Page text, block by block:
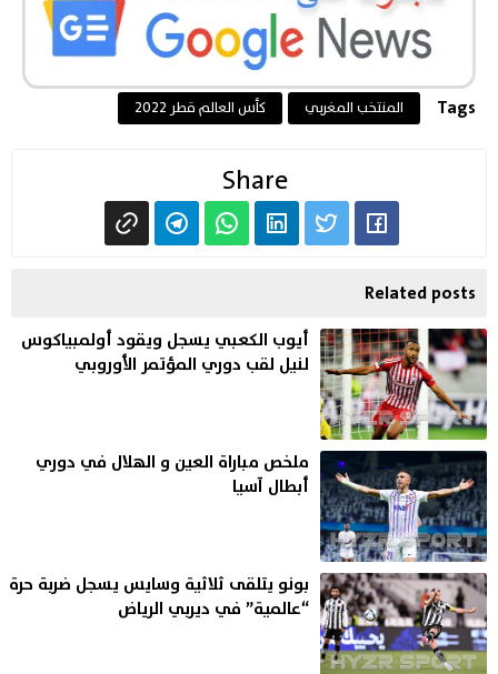
Tags المنتخب المغربي كأس العالم قطر 2022
Share
Related posts
أيوب الكعبي يسجل ويقود أولمبياكوس
لنيل لقب دوري المؤتمر الأوروبي
ملخص مباراة العين و الهلال في دوري
أبطال آسيا
بونو يتلقى ثلاثية وسايس يسجل ضربة حرة
“عالمية” في ديربي الرياض